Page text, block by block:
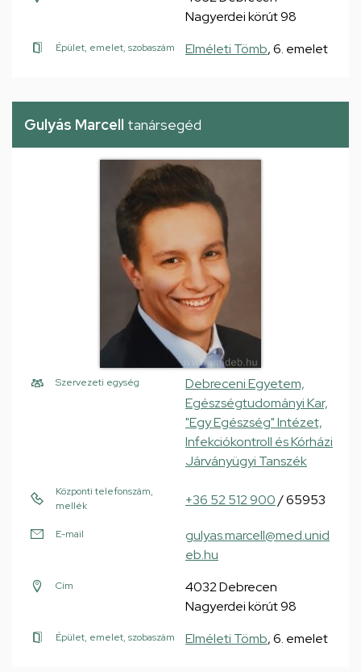
Nagyerdei körút 98
Épület, emelet, szobaszám Elméleti Tömb, 6. emelet
Gulyás Marcell tanársegéd
Szervezeti egység
Debreceni Egyetem,
Egészségtudományi Kar,
"Egy Egészség" Intézet,
Infekciókontroll és Kórházi
Járványügyi Tanszék
Központi telefonszám,
mellék
+36 52 512 900/ 65953
E-mail
gulyas.marcell@med.unid
eb.hu
Cím
4032 Debrecen
Nagyerdei körút 98
Épület, emelet, szobaszám Elméleti Tömb, 6. emelet